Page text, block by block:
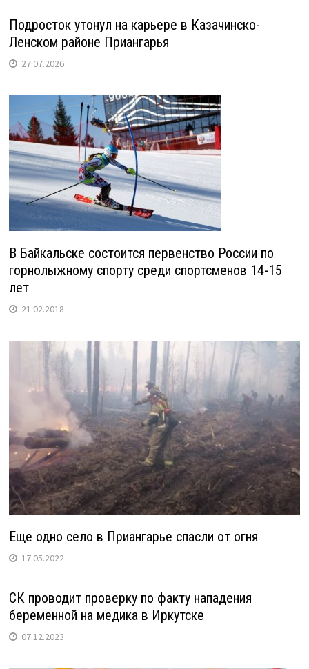
Подросток утонул на карьере в Казачинско-
Ленском районе Приангарья
27.07.2026
В Байкальске состоится первенство России по
горнолыжному спорту среди спортсменов 14-15
лет
21.02.2018
Еще одно село в Приангарье спасли от огня
17.05.2022
СК проводит проверку по факту нападения
беременной на медика в Иркутске
07.12.2023